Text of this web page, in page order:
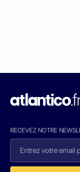
RECEVEZ NOTRE